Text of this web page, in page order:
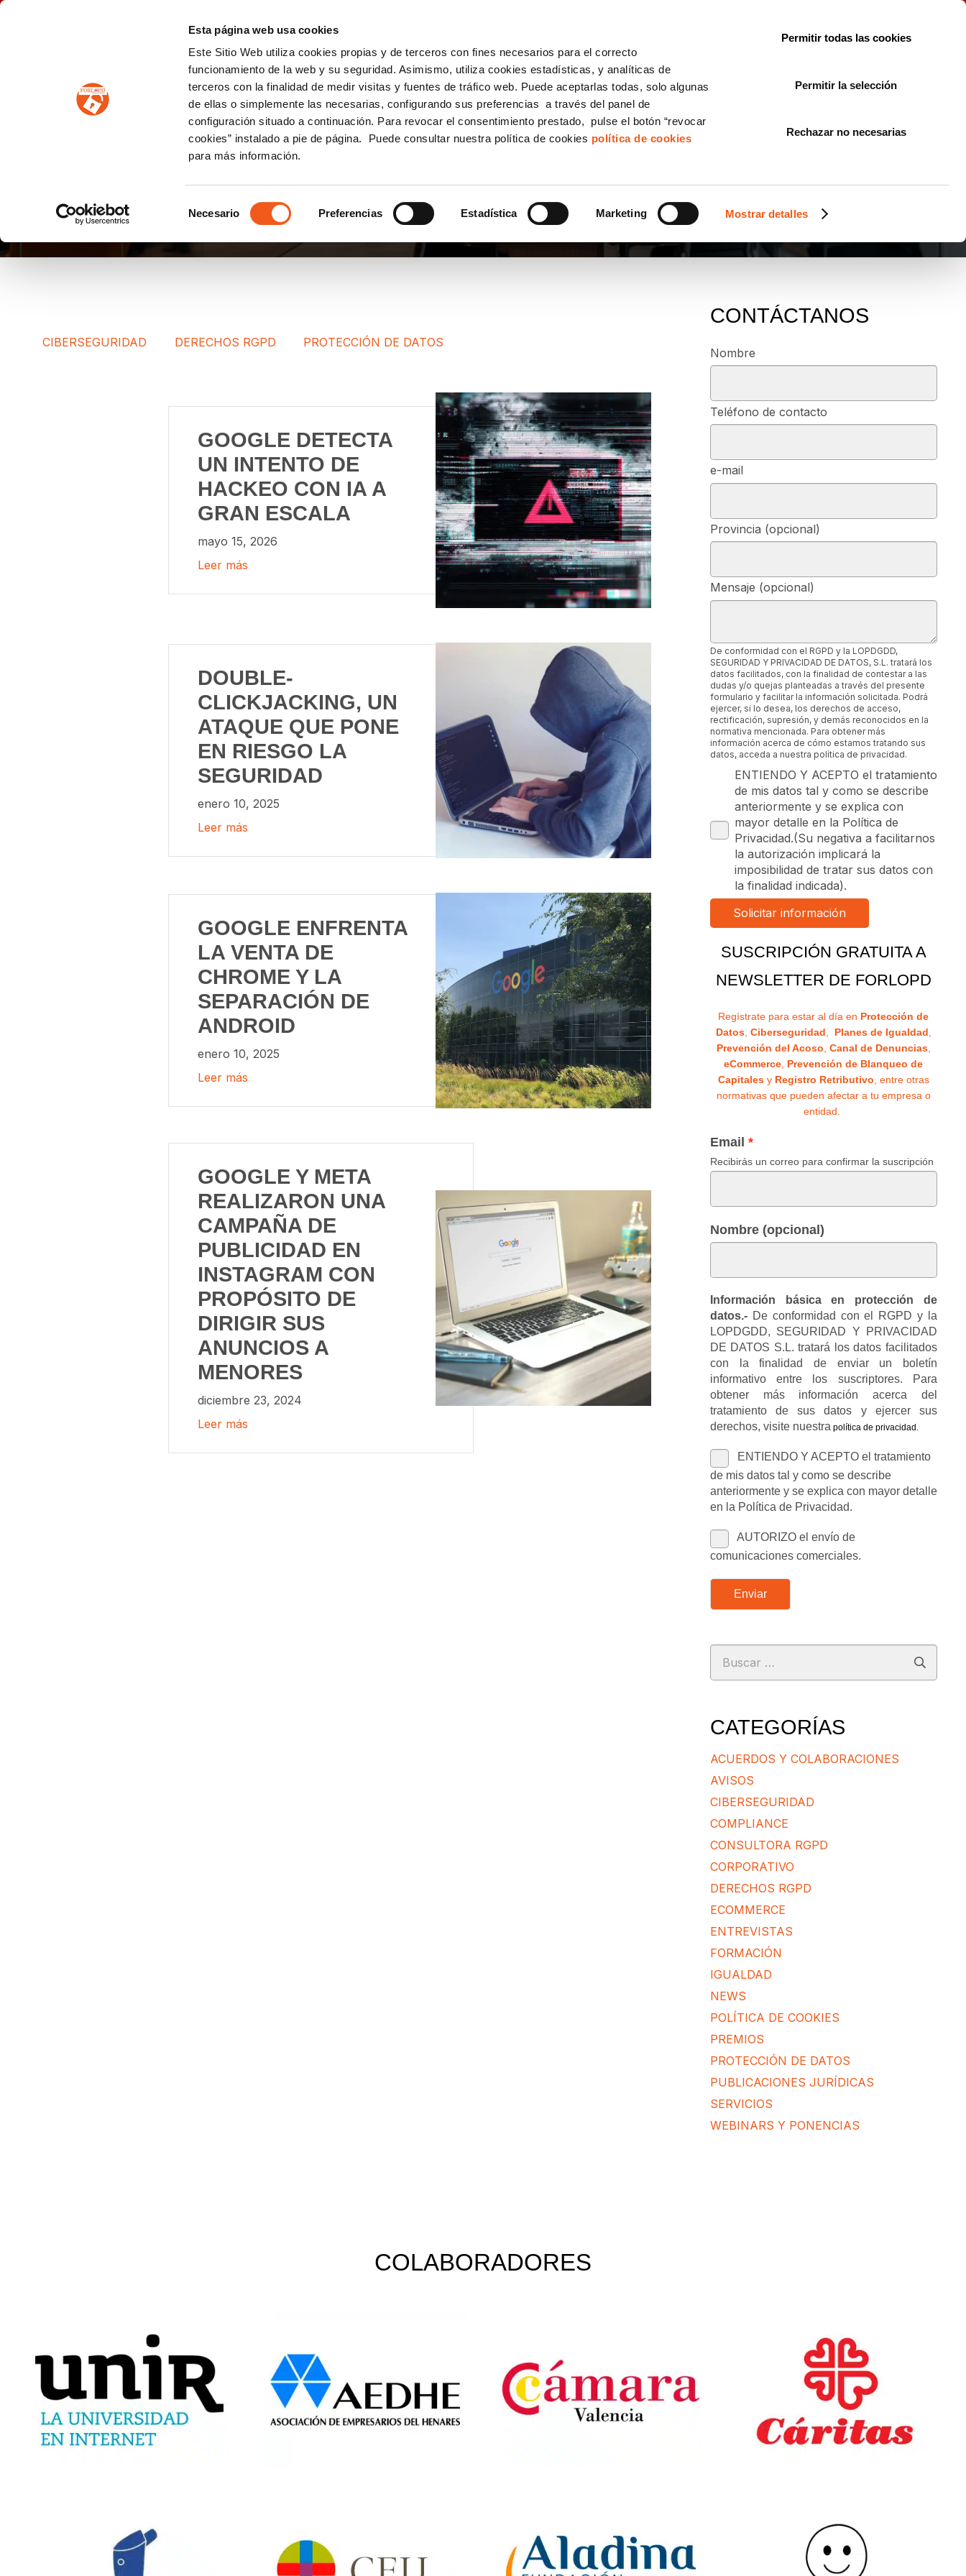
Esta página web usa cookies
Este Sitio Web utiliza cookies propias y de terceros con fines necesarios para el correcto
funcionamiento de la web y su seguridad. Asimismo, utiliza cookies estadísticas, y analíticas de
terceros con la finalidad de medir visitas y fuentes de tráfico web. Puede aceptarlas todas, solo algunas
de ellas o simplemente las necesarias, configurando sus preferencias a través del panel de
configuración situado a continuación. Para revocar el consentimiento prestado, pulse el botón “revocar
cookies” instalado a pie de página. Puede consultar nuestra política de cookies política de cookies
para más información.
de
Necesario Preferencias Estadística Marketing Mostrar detalles
Permitir todas las cookies
Permitir la selección
Rechazar no necesarias
PROTECCION DE DATOS IGUALDAD CONSULTORÍA ECOMMERCE LSSI CANAL DENUNCIAS
CIBERSEGURIDAD DERECHOS RGPD PROTECCIÓN DE DATOS
GOOGLE DETECTA
UN INTENTO DE
HACKEO CON IA A
GRAN ESCALA
mayo 15, 2026
Leer más
DOUBLE-
CLICKJACKING, UN
ATAQUE QUE PONE
EN RIESGO LA
SEGURIDAD
enero 10, 2025
Leer más
GOOGLE ENFRENTA
LA VENTA DE
CHROME Y LA
SEPARACIÓN DE
ANDROID
enero 10, 2025
Leer más
GOOGLE Y META
REALIZARON UNA
CAMPAÑA DE
PUBLICIDAD EN
INSTAGRAM CON
PROPÓSITO DE
DIRIGIR SUS
ANUNCIOS A
MENORES
diciembre 23, 2024
Leer más
CONTÁCTANOS
Nombre
Teléfono de contacto
e-mail
Provincia (opcional)
Mensaje (opcional)
De conformidad con el RGPD y la LOPDGDD,
SEGURIDAD Y PRIVACIDAD DE DATOS, S.L. tratará los
datos facilitados, con la finalidad de contestar a las
dudas y/o quejas planteadas a través del presente
formulario y facilitar la información solicitada. Podrá
ejercer, si lo desea, los derechos de acceso,
rectificación, supresión, y demás reconocidos en la
normativa mencionada. Para obtener más
información acerca de cómo estamos tratando sus
datos, acceda a nuestra política de privacidad.
ENTIENDO Y ACEPTO el tratamiento
de mis datos tal y como se describe
anteriormente y se explica con
mayor detalle en la Política de
Privacidad.(Su negativa a facilitarnos
la autorización implicará la
imposibilidad de tratar sus datos con
la finalidad indicada).
SUSCRIPCIÓN GRATUITA A
NEWSLETTER DE FORLOPD
Regístrate para estar al día en Protección de
Datos, Ciberseguridad, Planes de Igualdad,
Prevención del Acoso, Canal de Denuncias,
eCommerce, Prevención de Blanqueo de
Capitalesy Registro Retributivo, entre otras
normativas que pueden afectar a tu empresa o
entidad.
Email
Recibirás un correo para confirmar la suscripción
Nombre (opcional)
Información básica en protección de
datos.-De conformidad con el RGPD y la
LOPDGDD, SEGURIDAD Y PRIVACIDAD
DE DATOS S.L. tratará los datos facilitados
con la finalidad de enviar un boletín
informativo entre los suscriptores. Para
obtener más información acerca del
tratamiento de sus datos y ejercer sus
derechos, visite nuestra política de privacidad .
ENTIENDO Y ACEPTO el tratamiento
de mis datos tal y como se describe
anteriormente y se explica con mayor detalle
en la Política de Privacidad.
AUTORIZO el envío de
comunicaciones comerciales.
Enviar
Buscar:
CATEGORÍAS
ACUERDOS Y COLABORACIONES
AVISOS
CIBERSEGURIDAD
COMPLIANCE
CONSULTORA RGPD
CORPORATIVO
DERECHOS RGPD
ECOMMERCE
ENTREVISTAS
FORMACIÓN
IGUALDAD
NEWS
POLÍTICA DE COOKIES
PREMIOS
PROTECCIÓN DE DATOS
PUBLICACIONES JURÍDICAS
SERVICIOS
WEBINARS Y PONENCIAS
COLABORADORES